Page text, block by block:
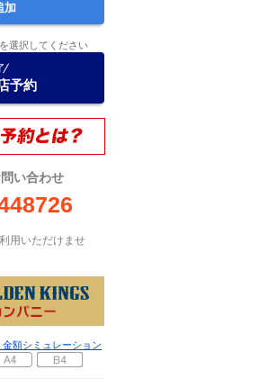
加
選択してください
予約
い合わせ
用いただけませ
金額シミュレーション